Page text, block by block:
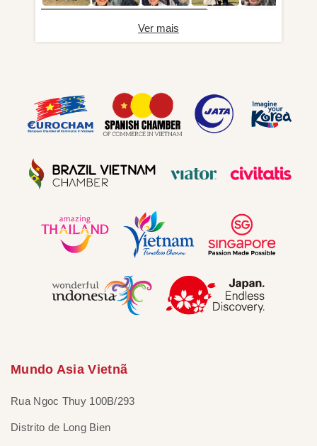
Ver mais
Mundo Asia Vietnã
Rua Ngoc Thuy 100B/293
Distrito de Long Bien